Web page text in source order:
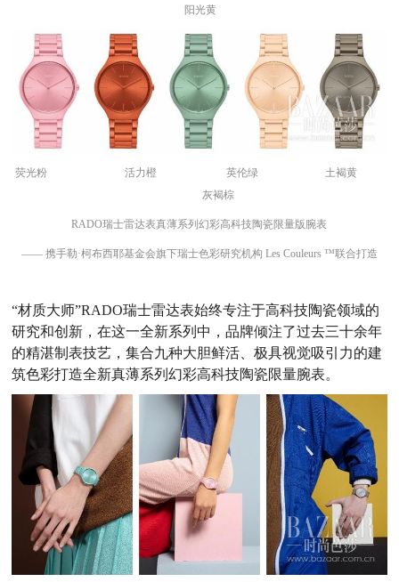
阳光黄
荧光粉 活力橙 英伦绿 土褐黄
灰褐棕
RADO瑞士雷达表真薄系列幻彩高科技陶瓷限量版腕表
—— 携手勒·柯布西耶基金会旗下瑞士色彩研究机构 Les Couleurs ™联合打造
“材质大师”RADO瑞士雷达表始终专注于高科技陶瓷领域的
研究和创新，在这一全新系列中，品牌倾注了过去三十余年
的精湛制表技艺，集合九种大胆鲜活、极具视觉吸引力的建
筑色彩打造全新真薄系列幻彩高科技陶瓷限量腕表。